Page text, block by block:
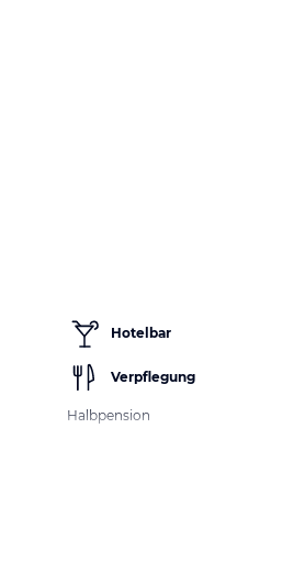
Hotelbar
Verpflegung
Halbpension